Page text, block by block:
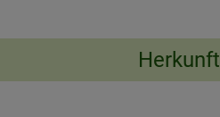
Herkunft